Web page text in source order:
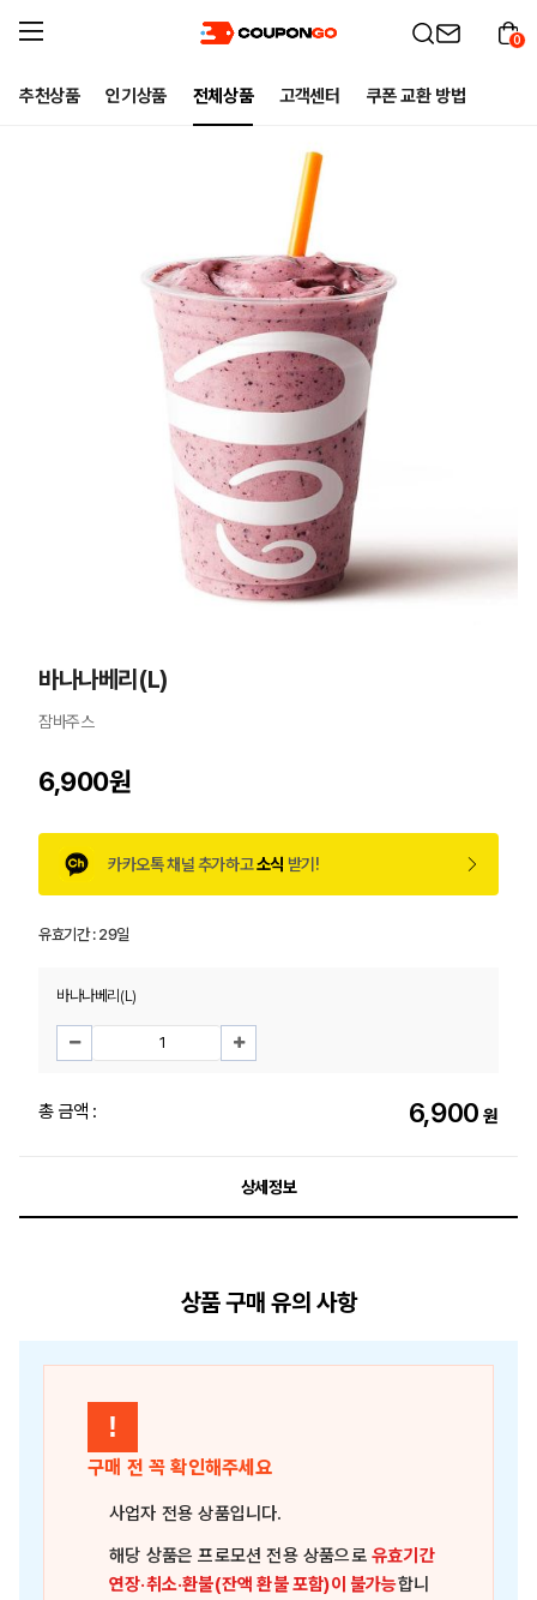
추천상품 인기상품 전체상품 고객센터 쿠폰 교환 방법
0
바나나베리(L)
잠바주스
6,900원
카카오톡 채널 추가하고소식 받기!
유효기간 :29일
바나나베리(L)
총 금액 : 6,900 원
상세정보
상품 구매 유의 사항
!
구매 전 꼭 확인해주세요
사업자 전용 상품입니다.
해당 상품은프로모션 전용 상품으로유효기간
연장·취소·환불(잔액 환불 포함)이 불가능합니